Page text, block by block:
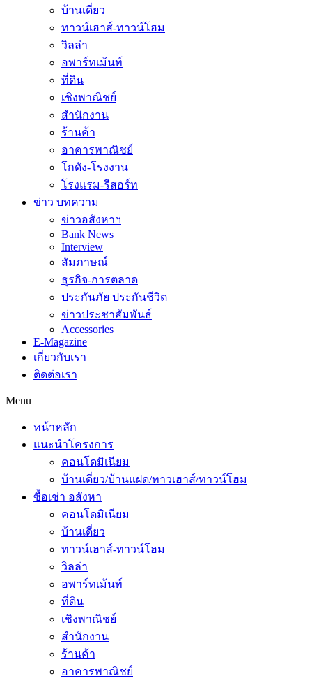
บ้านเดี่ยว
ทาวน์เฮาส์-ทาวน์โฮม
วิลล่า
อพาร์ทเม้นท์
ที่ดิน
เชิงพาณิชย์
สำนักงาน
ร้านค้า
อาคารพาณิชย์
โกดัง-โรงงาน
โรงแรม-รีสอร์ท
ข่าว บทความ
ข่าวอสังหาฯ
Bank News
Interview
สัมภาษณ์
ธุรกิจ-การตลาด
ประกันภัย ประกันชีวิต
ข่าวประชาสัมพันธ์
Accessories
E-Magazine
เกี่ยวกับเรา
ติดต่อเรา
Menu
หน้าหลัก
แนะนำโครงการ
คอนโดมิเนียม
บ้านเดี่ยว/บ้านแฝด/ทาวเฮาส์/ทาวน์โฮม
ซื้อเช่า อสังหา
คอนโดมิเนียม
บ้านเดี่ยว
ทาวน์เฮาส์-ทาวน์โฮม
วิลล่า
อพาร์ทเม้นท์
ที่ดิน
เชิงพาณิชย์
สำนักงาน
ร้านค้า
อาคารพาณิชย์